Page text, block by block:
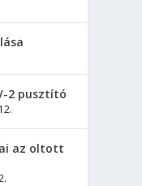
2 pusztító
az oltott